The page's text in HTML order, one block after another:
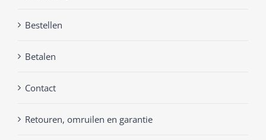
Bestellen
Betalen
Contact
Retouren, omruilen en garantie